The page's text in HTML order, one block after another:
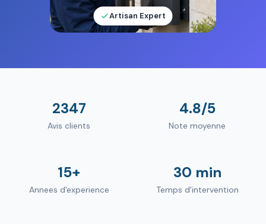
Artisan Expert
2347
Avis clients
4.8/5
Note moyenne
15+
Annees d'experience
30 min
Temps d'intervention